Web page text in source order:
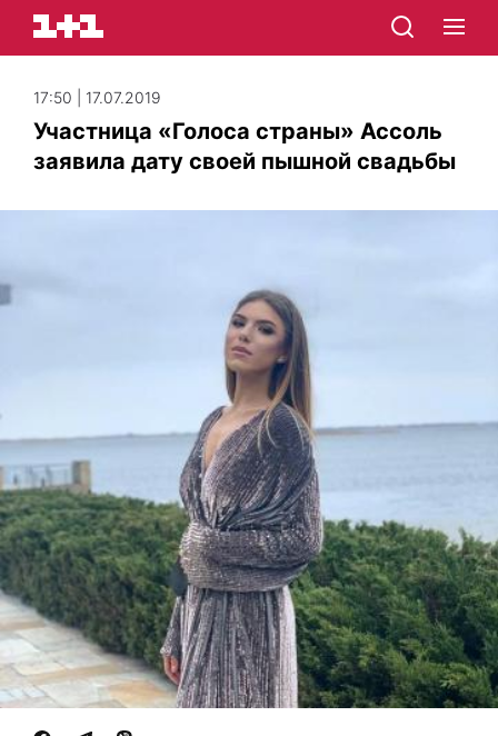
17:50 | 17.07.2019
Участница «Голоса страны» Ассоль
заявила дату своей пышной свадьбы